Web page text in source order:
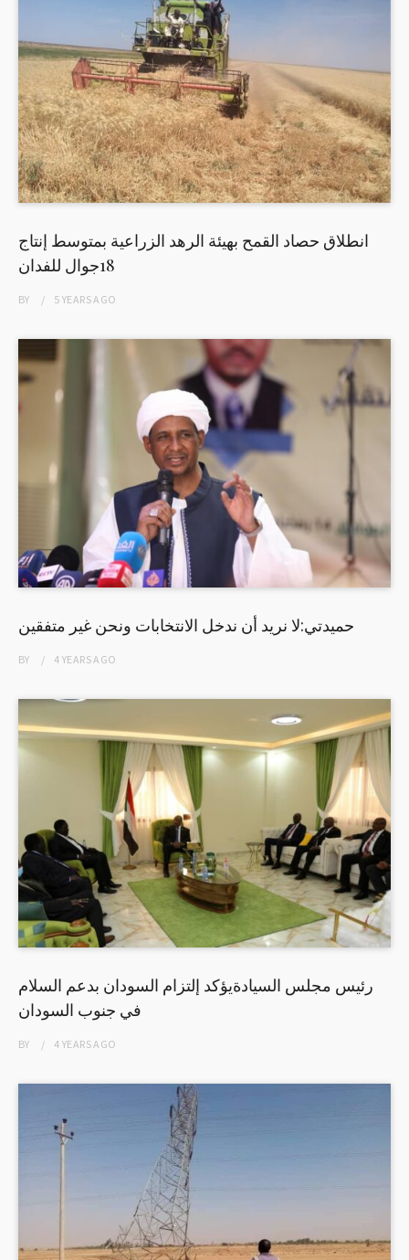
انطلاق حصاد القمح بهيئة الرهد الزراعية بمتوسط إنتاج
18جوال للفدان
BY 5 YEARSAGO
حميدتي:لا نريد أن ندخل الانتخابات ونحن غير متفقين
BY 4 YEARSAGO
رئيس مجلس السيادةيؤكد إلتزام السودان بدعم السلام
في جنوب السودان
BY 4 YEARSAGO